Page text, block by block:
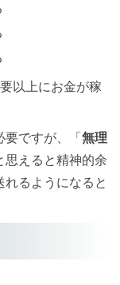
以上にお金が稼
ですが、「 無理
思えると精神的余
るようになると